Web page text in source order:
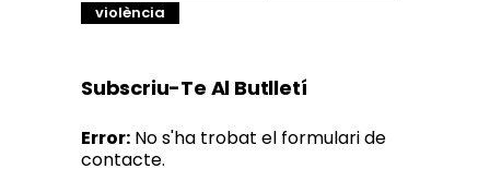
violència
Subscriu-Te Al Butlletí
Error: No s'ha trobat el formulari de
contacte.